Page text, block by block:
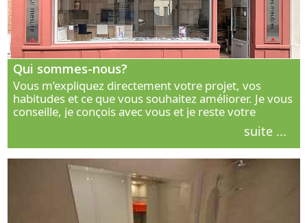
Qui sommes-nous?
Vous m’expliquez directement votre projet, vos
habitudes et ce que vous souhaitez améliorer. Je vous
conseille, je conçois avec vous et je reste votre
interlocuteur principal. Découvrez ma façon de vous
suite ...